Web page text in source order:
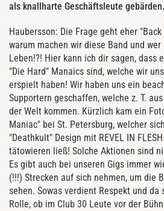
als knallharte Geschäftsleute gebärden.
Haubersson: Die Frage geht eher
warum machen wir diese Band und
Leben!?! Hier kann ich dir sagen, dass
"Die Hard" Manaics sind, welche wir
erspielt haben! Wir haben uns ein
Supportern geschaffen, welche z. T.
der Welt kommen. Kürzlich kam ein
Maniac" bei St. Petersburg, welcher
"Deathkult" Design mit REVEL IN
tätowieren ließ! Solche Aktionen sind
Es gibt auch bei unseren Gigs immer
(!!!) Strecken auf sich nehmen, um die
sehen. Sowas verdient Respekt und da
Rolle, ob im Club 30 Leute vor der